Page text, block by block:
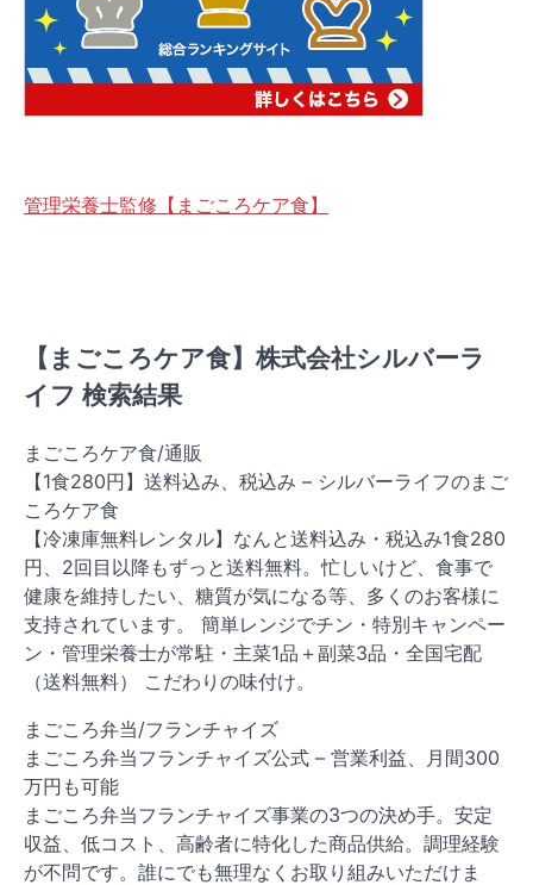
管理栄養士監修【まごころケア食】
【まごころケア食】株式会社シルバーラ
イフ 検索結果
まごころケア食/通販
【1食280円】送料込み、税込み – シルバーライフのまご
ころケア食
【冷凍庫無料レンタル】なんと送料込み・税込み1食280
円、2回目以降もずっと送料無料。忙しいけど、食事で
健康を維持したい、糖質が気になる等、多くのお客様に
支持されています。 簡単レンジでチン・特別キャンペー
ン・管理栄養士が常駐・主菜1品＋副菜3品・全国宅配
（送料無料） こだわりの味付け。
まごころ弁当/フランチャイズ
まごころ弁当フランチャイズ公式 – 営業利益、月間300
万円も可能
まごころ弁当フランチャイズ事業の3つの決め手。安定
収益、低コスト、高齢者に特化した商品供給。調理経験
が不問です。誰にでも無理なくお取り組みいただけま